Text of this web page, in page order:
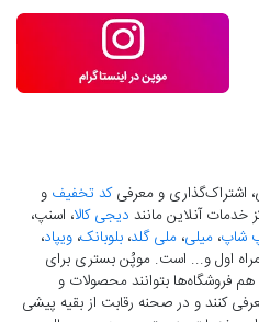
اشتراک‌گذاری و معرفیکد تخفیف و
خدمات آنلاین مانند دیجی کالا، اسنپ،
شاپ، میلی، ملی گلد، بلوبانک، ویپاد،
همراه اول و... است. موپُن بستری برای
فروشگاه‌ها بتوانند محصولات و
کنند و در صحنه رقابت از بقیه پیشی